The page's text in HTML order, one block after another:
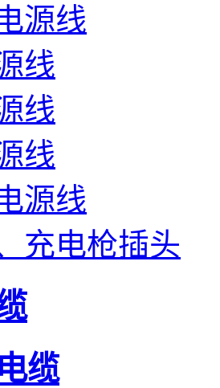
源线
线
线
线
源线
充电枪插头
缆